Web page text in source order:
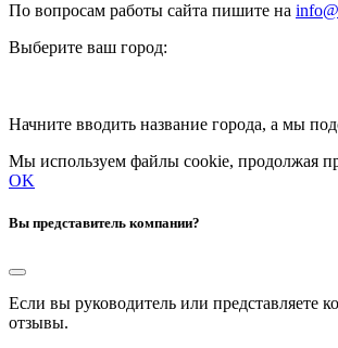
По вопросам работы сайта пишите на
Выберите ваш город:
Начните вводить название города, а мы
Мы используем файлы cookie, продолжая
OK
Вы представитель компании?
Если вы руководитель или представляете
отзывы.